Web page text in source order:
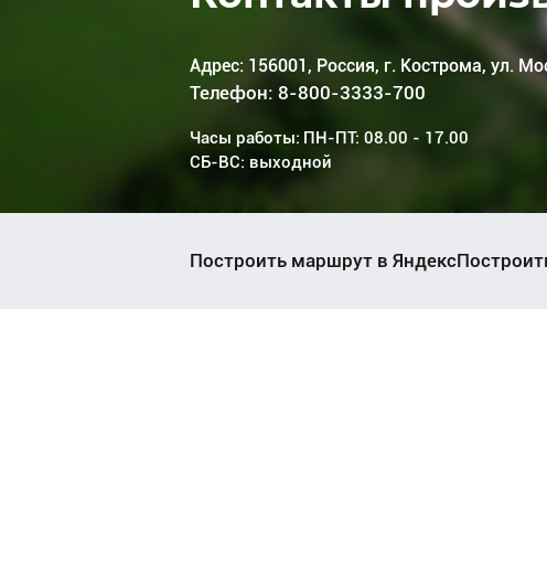
Адрес: 156001, Россия, г. Кострома, ул.
Телефон: 8-800-3333-700
Часы работы: ПН-ПТ: 08.00 - 17.00
СБ-ВС: выходной
Адрес: 156001, Россия, г. Кострома, ул.
Телефон: 8-800-3333-700
Часы работы: ПН-ПТ: 08.00 - 17.00
СБ-ВС: выходной
Адрес: 156001, Россия, г. Кострома, ул.
Телефон: 8-800-3333-700
Часы работы: ПН-ПТ: 08.00 - 17.00
СБ-ВС: выходной
Построить маршрут в Яндекс